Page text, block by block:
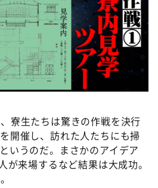
寮生たちは驚きの作戦を決行
開催し、訪れた人たちにも掃
いうのだ。まさかのアイデア
が来場するなど結果は大成功。